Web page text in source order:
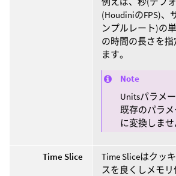
(HoudiniのFPS)、
ンプルレート)の
の時間の長さを
ます。
Note
Unitsパラメ
既存のパラ
に変換しませ
Time Slice
Time Sliceはクッ
スを良くしメモ